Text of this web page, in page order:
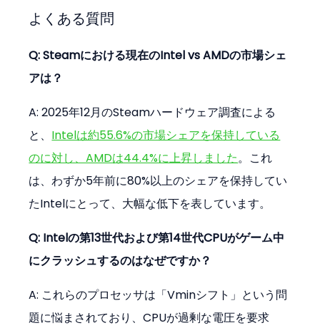
よくある質問
Q: Steamにおける現在のIntel vs AMDの市場シェ
アは？
A: 2025年12月のSteamハードウェア調査による
と、 Intelは約55.6%の市場シェアを保持している
のに対し、AMDは44.4%に上昇しました。これ
は、わずか5年前に80%以上のシェアを保持してい
たIntelにとって、大幅な低下を表しています。
Q: Intelの第13世代および第14世代CPUがゲーム中
にクラッシュするのはなぜですか？
A: これらのプロセッサは「Vminシフト」という問
題に悩まされており、CPUが過剰な電圧を要求